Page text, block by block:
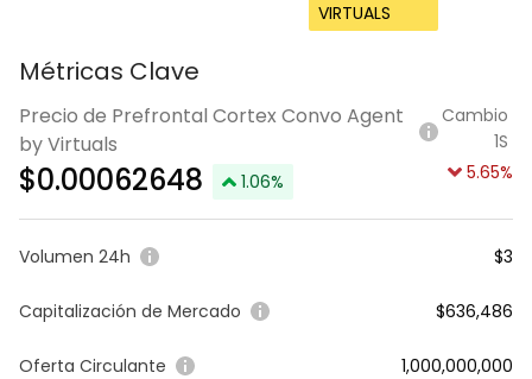
nvo Agent
by Virtuals
VIRTUALS
Métricas Clave
Precio de Prefrontal Cortex Convo Agent
by Virtuals
$0.00062648 1.06%
Cambio
1S
5.65%
Volumen 24h $3
Capitalización de Mercado $636,486
Oferta Circulante 1,000,000,000